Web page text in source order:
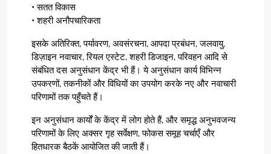
• सतत विकास
• शहरी अनौपचारिकता
इसके अतिरिक्त, पर्यावरण, अवसंरचना, आपदा प्रबंधन, जलवायु,
डिज़ाइन नवाचार, रियल एस्टेट, शहरी डिजाइन, परिवहन आदि से
संबंधित दस अनुसंधान केंद्र भी हैं। ये अनुसंधान कार्य विभिन्न
उपकरणों, तकनीकों और विधियों का उपयोग करके नए और नवाचारी
परिणामों तक पहुँचते हैं।
इन अनुसंधान कार्यों के केंद्र में लोग होते हैं, और समृद्ध अनुभवजन्य
परिणामों के लिए अक्सर गृह सर्वेक्षण, फोकस समूह चर्चाएँ और
हितधारक बैठकें आयोजित की जाती हैं।